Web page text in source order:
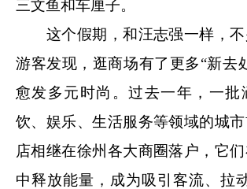
三文鱼和车厘子。
这个假期，和汪志强一样，不
游客发现，逛商场有了更多“新去
愈发多元时尚。过去一年，一批
饮、娱乐、生活服务等领域的城
店相继在徐州各大商圈落户，它
中释放能量，成为吸引客流、拉